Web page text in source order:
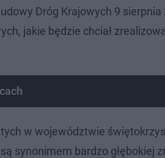
Dróg Krajowych 9
jakie będzie chciał
w województwie
synonimem bardzo głębokiej